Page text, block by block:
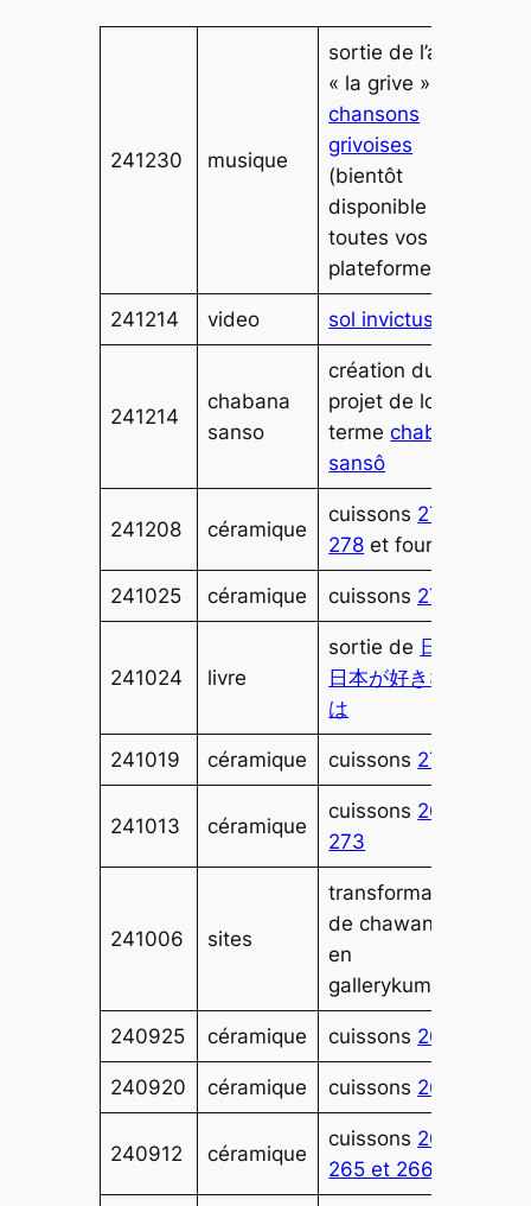
241230 musique
sortie de l’album
« la grive » :
chansons
grivoises
(bientôt
disponible sur
toutes vos
plateformes)
241214 video sol invictus
241214
chabana
sanso
création du
projet de long
termechabana
sansô
241208 céramique
cuissons 276-
278 et four
241025 céramique cuissons 275
241024 livre
sortie de 日楽吟:
日本が好きな理由
は
241019 céramique cuissons 274
241013 céramique
cuissons 269-
273
241006 sites
transformation
de chawans.net
en
gallerykuma.com
240925 céramique cuissons 268
240920 céramique cuissons 267
240912 céramique
cuissons 264,
265 et 266